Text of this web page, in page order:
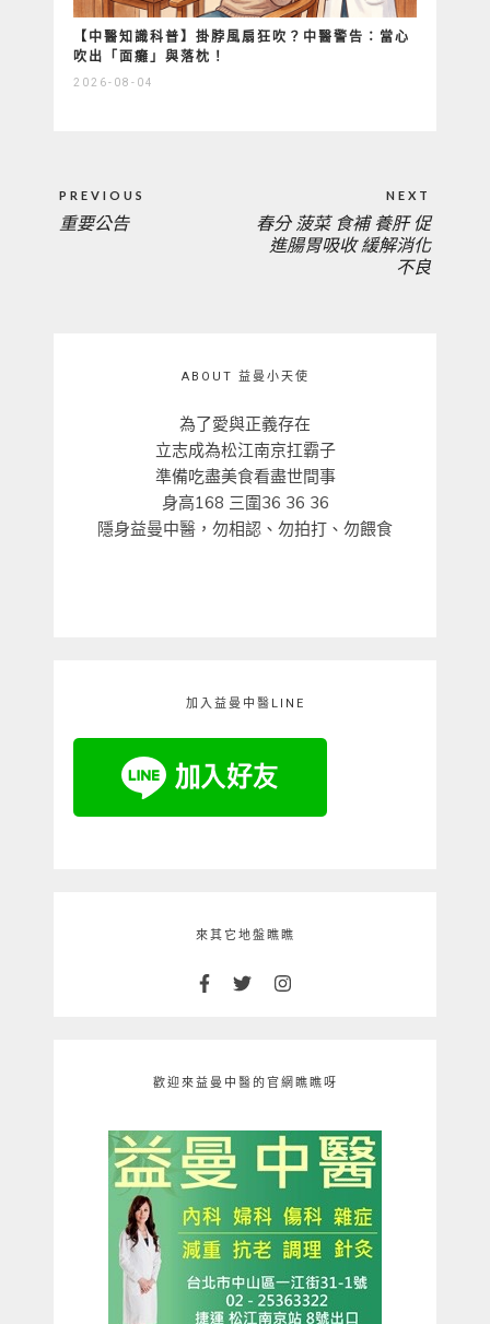
【中醫知識科普】掛脖風扇狂吹？中醫警告：當心
吹出「面癱」與落枕！
2026-08-04
導
PREVIOUS
PREVIOUS
重要公告
NEXT
NEXT
POST:
春分 菠菜 食補 養肝 促
進腸胃吸收 緩解消化
不良
ABOUT 益曼小天使
為了愛與正義存在
立志成為松江南京扛霸子
準備吃盡美食看盡世間事
身高168 三圍36 36 36
隱身益曼中醫，勿相認、勿拍打、勿餵食
加入益曼中醫LINE
來其它地盤瞧瞧
歡迎來益曼中醫的官網瞧瞧呀